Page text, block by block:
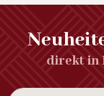
direkt in